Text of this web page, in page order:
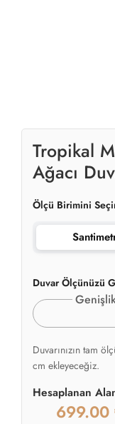
Tropikal
Ağacı
Ölçü Birimini
Duvar Ölçünüzü
Duvarınızın tam
cm ekleyeceğiz.
Hesaplanan
699.00